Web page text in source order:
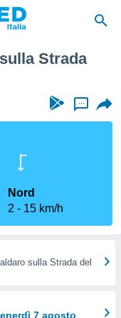
Strada
...
Nord
2
15 km/h
sulla Strada del
7 agosto